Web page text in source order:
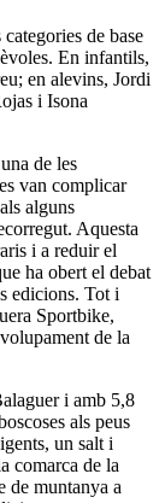
de base
En infantils,
en alevins, Jordi
i Isona
de les
van complicar
alguns
Aquesta
i a reduir el
ha obert el debat
edicions. Tot i
Sportbike,
de la
i amb 5,8
als peus
un salt i
comarca de la
de muntanya a